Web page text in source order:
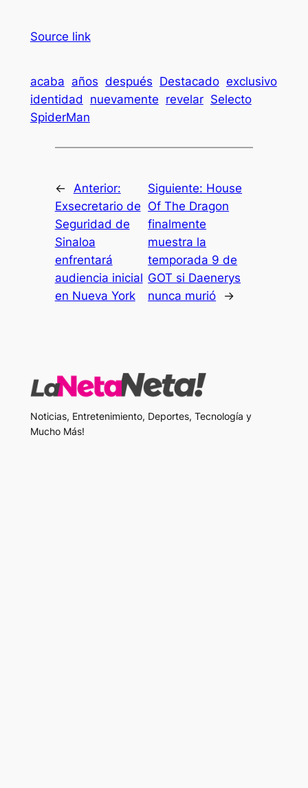
Source link
acaba años después Destacado exclusivo
identidad
nuevamente revelar Selecto
SpiderMan
← Anterior:
Exsecretario de
Seguridad de
Sinaloa
enfrentará
audiencia inicial
en Nueva York
Siguiente: House
Of The Dragon
finalmente
muestra la
temporada 9 de
GOT si Daenerys
nunca murió
→
Noticias, Entretenimiento, Deportes, Tecnología y
Mucho Más!